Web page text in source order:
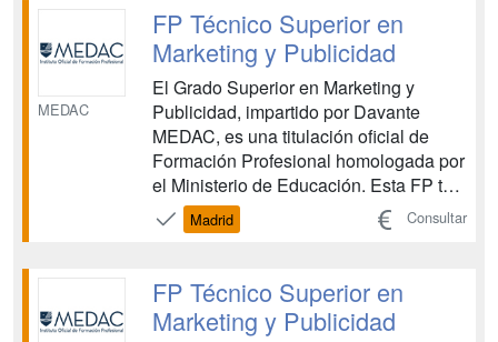
como para dominar las herramientas
comunicativas y digitales esenc...
MEDAC
FP Técnico Superior en
Marketing y Publicidad
El Grado Superior en Marketing y
Publicidad, impartido por Davante
MEDAC, es una titulación oficial de
Formación Profesional homologada por
el Ministerio de Educación. Esta FP te
proporciona las competencias
necesarias para planificar, organizar y
como para dominar las herramientas
comunicativas y digitales esenc...
Madrid Consultar
FP Técnico Superior en
Marketing y Publicidad